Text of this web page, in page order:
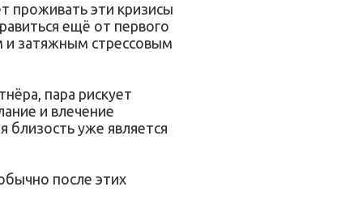
проживать эти кризисы
ещё от первого
и затяжным стрессовым
пара рискует
и влечение
близость уже является
после этих